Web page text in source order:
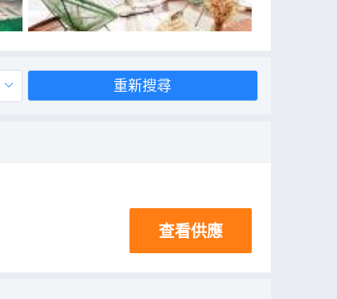
重新搜尋
查看供應